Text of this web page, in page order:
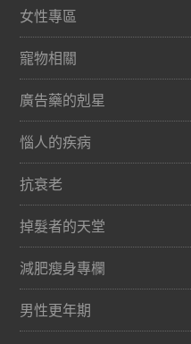
女性專區
寵物相關
廣告藥的剋星
惱人的疾病
抗衰老
掉髮者的天堂
減肥瘦身專欄
男性更年期